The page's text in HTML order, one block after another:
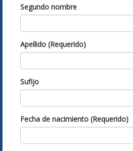
Segundo nombre
Apellido (Requerido)
Sufijo
Fecha de nacimiento (Requerido)